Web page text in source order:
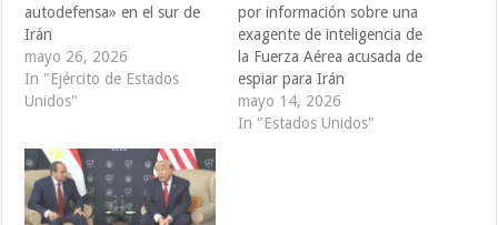
autodefensa» en el sur de
Irán
mayo 26, 2026
In "Ejército de Estados
Unidos"
por información sobre una
exagente de inteligencia de
la Fuerza Aérea acusada de
espiar para Irán
mayo 14, 2026
In "Estados Unidos"